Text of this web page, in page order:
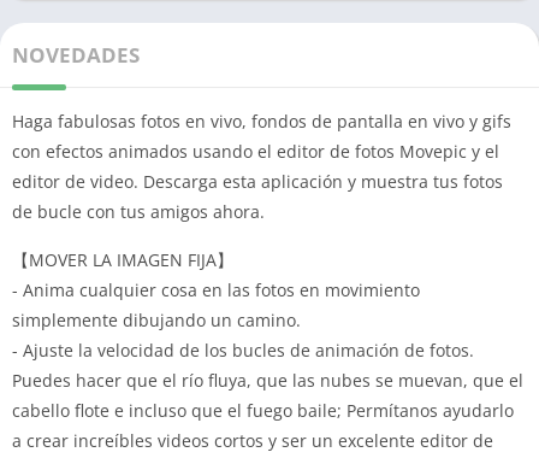
NOVEDADES
Haga fabulosas fotos en vivo, fondos de pantalla en vivo y gifs
con efectos animados usando el editor de fotos Movepic y el
editor de video. Descarga esta aplicación y muestra tus fotos
de bucle con tus amigos ahora.
【MOVER LA IMAGEN FIJA】
- Anima cualquier cosa en las fotos en movimiento
simplemente dibujando un camino.
- Ajuste la velocidad de los bucles de animación de fotos.
Puedes hacer que el río fluya, que las nubes se muevan, que el
cabello flote e incluso que el fuego baile; Permítanos ayudarlo
a crear increíbles videos cortos y ser un excelente editor de